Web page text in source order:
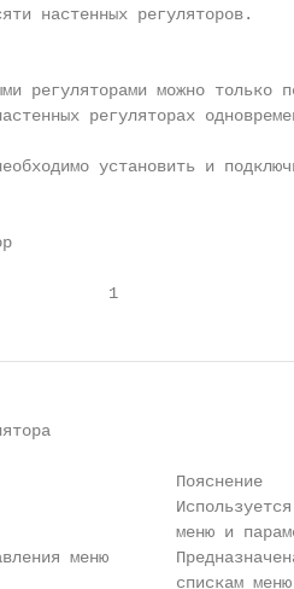
настенных регуляторов.
регуляторами можно только
регуляторах
установить и
1
Пояснение
Используется для
меню и
меню       Предназначена
спискам